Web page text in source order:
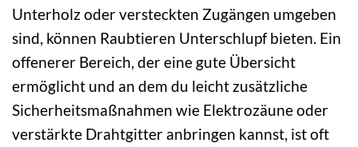
Unterholz oder versteckten Zugängen umgeben
sind, können Raubtieren Unterschlupf bieten. Ein
offenerer Bereich, der eine gute Übersicht
ermöglicht und an dem du leicht zusätzliche
Sicherheitsmaßnahmen wie Elektrozäune oder
verstärkte Drahtgitter anbringen kannst, ist oft